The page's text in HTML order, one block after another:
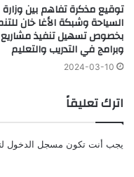
توقيع مذكرة تفاهم بين وزارة
السياحة وشبكة الأغا خان
بخصوص تسهيل تنفيذ مشاريع
وبرامج في التدريب والتعليم
2024-03-10
اترك تعليقاً
يجب أنت تكون مسجل الدخول